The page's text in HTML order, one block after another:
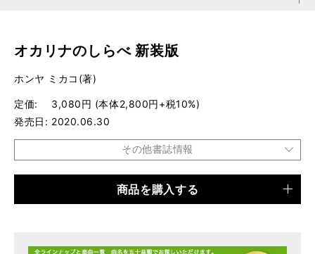
オカリナのしらべ 新装版
ホンヤ ミカコ(著)
定価
3,080円 (本体2,800円+税10%)
発売日
2020.06.30
その他書誌情報
商品を購入する